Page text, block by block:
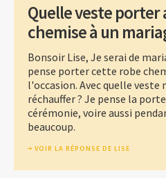
Quelle veste porter
chemise à un
Bonsoir Lise, Je serai de
pense porter cette robe
l'occasion. Avec quelle veste
réchauffer ? Je pense la
cérémonie, voire aussi
beaucoup.
VOIR LA RÉPONSE DE LISE